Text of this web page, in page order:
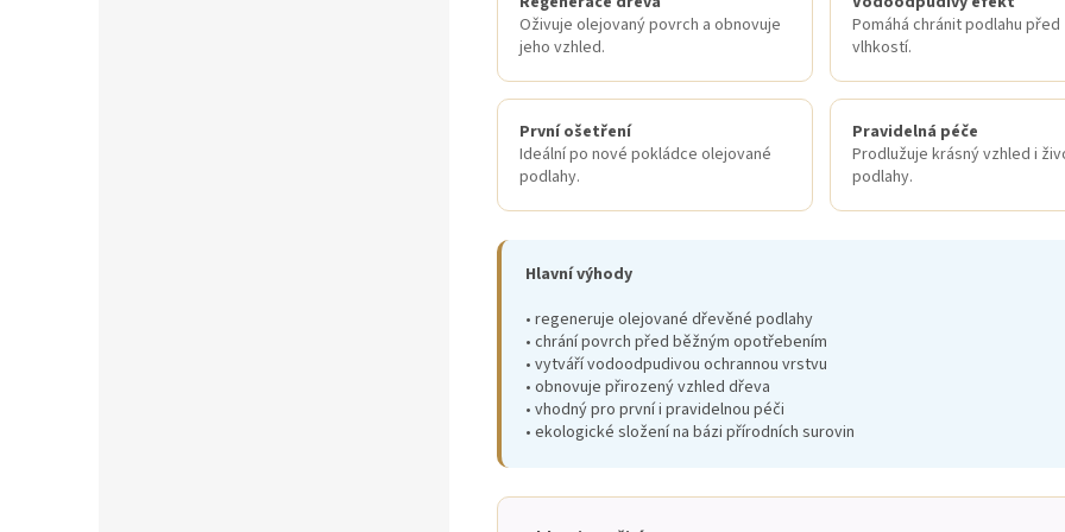
Oživuje olejovaný povrch a obnovuje
jeho vzhled.
Pomáhá chránit podlahu před
vlhkostí.
První ošetření
Ideální po nové pokládce olejované
podlahy.
Pravidelná péče
Prodlužuje krásný vzhled i
podlahy.
Hlavní výhody
• regeneruje olejované dřevěné podlahy
• chrání povrch před běžným opotřebením
• vytváří vodoodpudivou ochrannou vrstvu
• obnovuje přirozený vzhled dřeva
• vhodný pro první i pravidelnou péči
• ekologické složení na bázi přírodních surovin